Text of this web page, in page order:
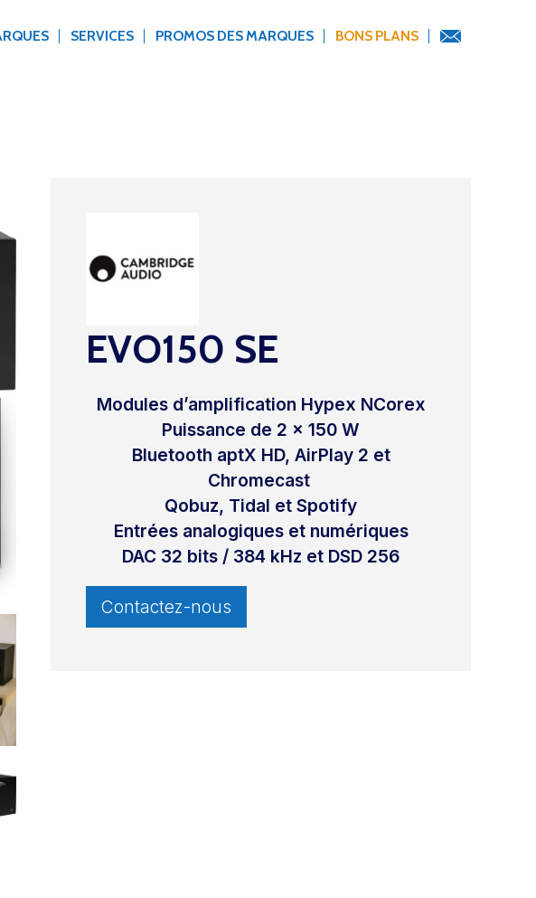
SERVICES PROMOS DES MARQUES BONS PLANS
EVO150 SE
Modules d’amplification Hypex NCorex
Puissance de 2 x 150 W
Bluetooth aptX HD, AirPlay 2 et
Chromecast
Qobuz, Tidal et Spotify
Entrées analogiques et numériques
DAC 32 bits / 384 kHz et DSD 256
Contactez-nous